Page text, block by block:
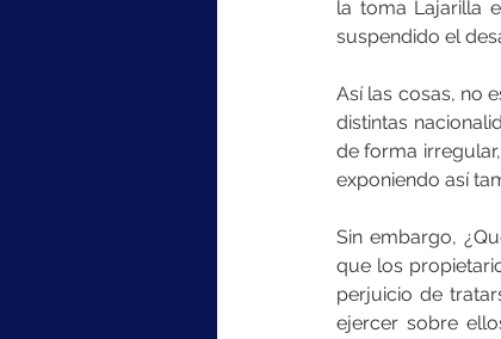
la toma Lajarilla
suspendido el
Así las cosas, no
distintas
de forma
exponiendo así
Sin embargo,
que los
perjuicio de
ejercer sobre